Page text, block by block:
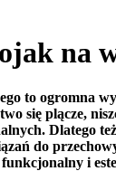
na
to ogromna
się plącze,
Dlatego
do
i